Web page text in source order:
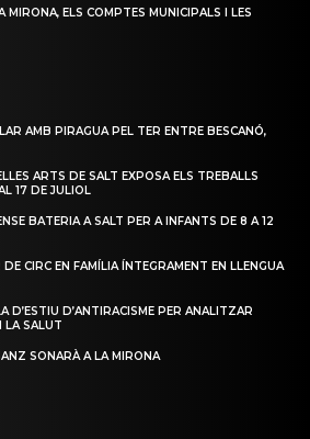
MIRONA, ELS COMPTES MUNICIPALS I LES
AMB PIRAGUA PEL TER ENTRE BESCANÓ,
ARTS DE SALT EXPOSA ELS TREBALLS
17 DE JULIOL
BATERIA A SALT PER A INFANTS DE 8 A 12
CIRC EN FAMÍLIA ÍNTEGRAMENT EN LLENGUA
D’ESTIU D’ANTIRACISME PER ANALITZAR
LA SALUT
SONARÀ A LA MIRONA